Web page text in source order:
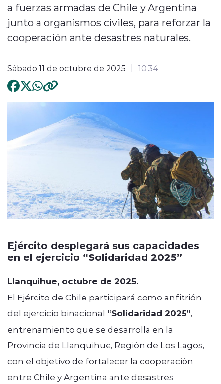
a fuerzas armadas de Chile y Argentina
junto a organismos civiles, para reforzar la
cooperación ante desastres naturales.
Sábado 11 de octubre de 2025 10:34
Ejército desplegará sus capacidades
en el ejercicio “Solidaridad 2025”
Llanquihue, octubre de 2025.
El Ejército de Chile participará como anfitrión
del ejercicio binacional “Solidaridad 2025”,
entrenamiento que se desarrolla en la
Provincia de Llanquihue, Región de Los Lagos,
con el objetivo de fortalecer la cooperación
entre Chile y Argentina ante desastres